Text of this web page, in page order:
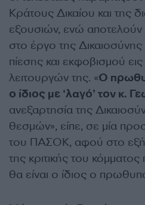
Κράτους Δικαίου και της
εξουσιών, ενώ
στο έργο της Δικαιοσύνης
πίεσης και εκφοβισμού
λειτουργών της. «Ο
ο ίδιος με ‘λαγό’ τον κ.
ανεξαρτησία της
θεσμών», είπε, σε μία
του ΠΑΣΟΚ, αφού στο
της κριτικής του
θα είναι ο ίδιος ο